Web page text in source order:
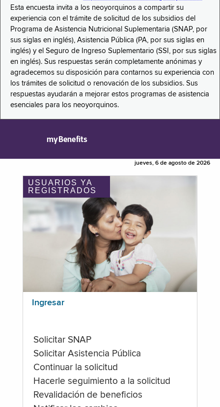
Esta encuesta invita a los neoyorquinos a compartir su
experiencia con el trámite de solicitud de los subsidios del
Programa de Asistencia Nutricional Suplementaria (SNAP, por
sus siglas en inglés), Asistencia Pública (PA, por sus siglas en
inglés) y el Seguro de Ingreso Suplementario (SSI, por sus siglas
en inglés). Sus respuestas serán completamente anónimas y
agradecemos su disposición para contarnos su experiencia con
los trámites de solicitud o renovación de los subsidios. Sus
respuestas ayudarán a mejorar estos programas de asistencia
esenciales para los neoyorquinos.
myBenefits
jueves, 6 de agosto de 2026
USUARIOS YA
REGISTRADOS
Ingresar
Solicitar SNAP
Solicitar Asistencia Pública
Continuar la solicitud
Hacerle seguimiento a la solicitud
Revalidación de beneficios